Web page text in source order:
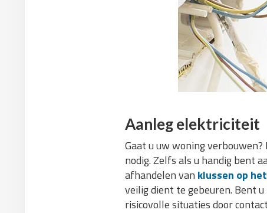
Aanleg elektriciteit
Gaat u uw woning
nodig. Zelfs als u handig bent
afhandelen van klussen op
veilig dient te gebeuren. Bent
risicovolle situaties door